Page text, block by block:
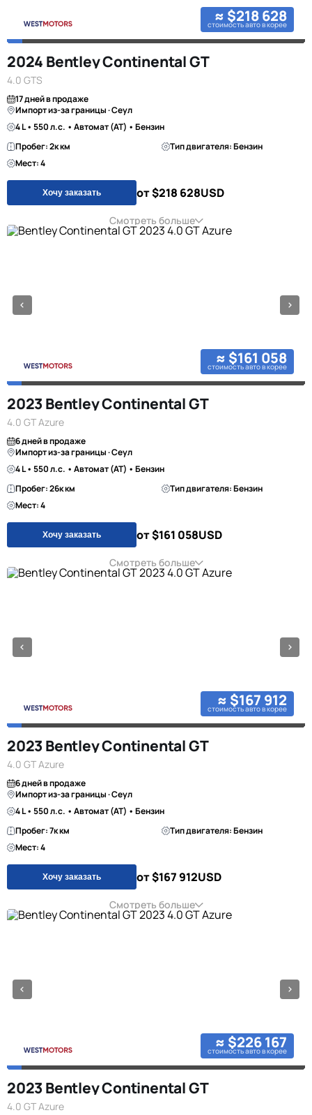
≈ $218 628
стоимость авто в корее
2024 Bentley Continental GT
4.0 GTS
17 дней в продаже
Импорт из-за границы · Сеул
4 L • 550 л.с. • Автомат (AT) • Бензин
Пробег: 2к км
Тип двигателя: Бензин
Мест: 4
Хочу заказать от $218 628USD
Смотреть больше
≈ $161 058
стоимость авто в корее
2023 Bentley Continental GT
4.0 GT Azure
6 дней в продаже
Импорт из-за границы · Сеул
4 L • 550 л.с. • Автомат (AT) • Бензин
Пробег: 26к км
Тип двигателя: Бензин
Мест: 4
Хочу заказать от $161 058USD
Смотреть больше
≈ $167 912
стоимость авто в корее
2023 Bentley Continental GT
4.0 GT Azure
6 дней в продаже
Импорт из-за границы · Сеул
4 L • 550 л.с. • Автомат (AT) • Бензин
Пробег: 7к км
Тип двигателя: Бензин
Мест: 4
Хочу заказать от $167 912USD
Смотреть больше
≈ $226 167
стоимость авто в корее
2023 Bentley Continental GT
4.0 GT Azure